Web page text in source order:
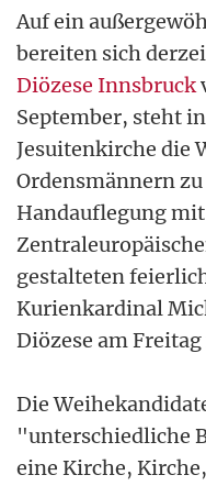
Auf ein
bereiten sich
Diözese Innsbruck
September, steht
Jesuitenkirche die
Ordensmännern
Handauflegung
gestalteten
Kurienkardinal
Diözese am
Die
"unterschiedliche
eine Kirche,